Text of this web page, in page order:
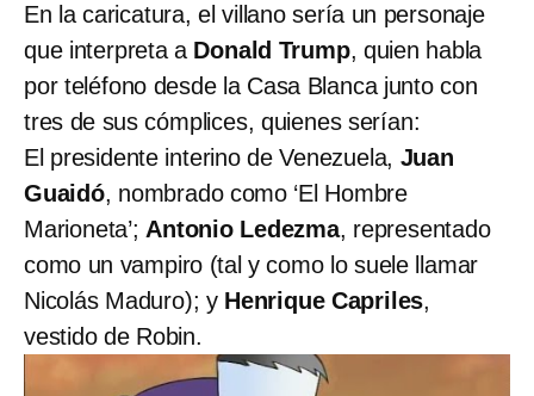
En la caricatura, el villano sería un personaje
que interpreta a Donald Trump, quien habla
por teléfono desde la Casa Blanca junto con
tres de sus cómplices, quienes serían:
El presidente interino de Venezuela, Juan
Guaidó, nombrado como ‘El Hombre
Marioneta’; Antonio Ledezma, representado
como un vampiro (tal y como lo suele llamar
Nicolás Maduro); y Henrique Capriles,
vestido de Robin.